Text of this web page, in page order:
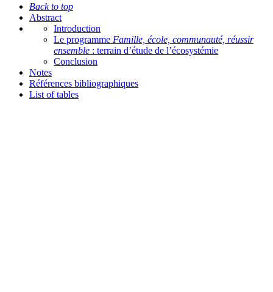
Back to top
Abstract
Introduction
Le programme Famille, école, communauté, réussir
ensemble : terrain d’étude de l’écosystémie
Conclusion
Notes
Références bibliographiques
List of tables